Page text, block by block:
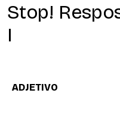
Stop!
I
ADJETIVO